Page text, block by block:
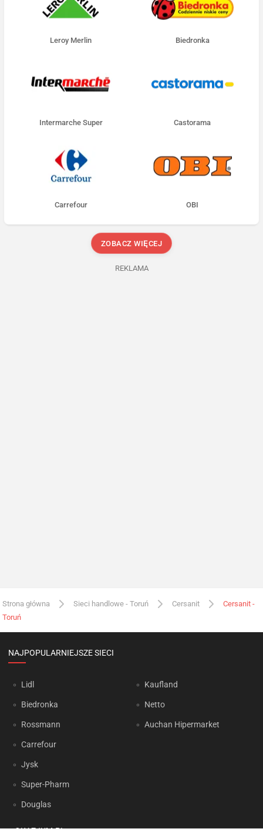
Leroy Merlin Biedronka
Intermarche Super Castorama
Carrefour OBI
ZOBACZ WIĘCEJ
REKLAMA
Strona główna Sieci handlowe - Toruń Cersanit
Cersanit -
Toruń
NAJPOPULARNIEJSZE SIECI
Lidl
Biedronka
Rossmann
Carrefour
Jysk
Super-Pharm
Douglas
Kaufland
Netto
Auchan Hipermarket